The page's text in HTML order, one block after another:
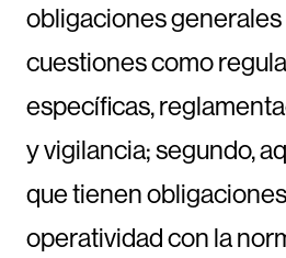
obligaciones
cuestiones como
específicas,
y vigilancia; segundo,
que tienen
operatividad con la